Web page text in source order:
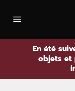
contenu
En été
objets et